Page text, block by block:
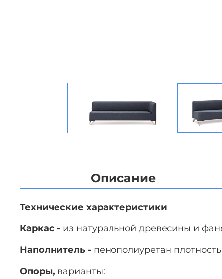
Описание
Технические характеристики
Каркас - из натуральной древесины и
Наполнитель - пенополиуретан
Опоры, варианты: